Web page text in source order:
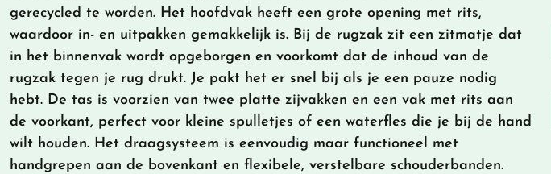
gerecycled te worden. Het hoofdvak heeft een grote opening met rits,
waardoor in- en uitpakken gemakkelijk is. Bij de rugzak zit een zitmatje dat
in het binnenvak wordt opgeborgen en voorkomt dat de inhoud van de
rugzak tegen je rug drukt. Je pakt het er snel bij als je een pauze nodig
hebt. De tas is voorzien van twee platte zijvakken en een vak met rits aan
de voorkant, perfect voor kleine spulletjes of een waterfles die je bij de hand
wilt houden. Het draagsysteem is eenvoudig maar functioneel met
handgrepen aan de bovenkant en flexibele, verstelbare schouderbanden.